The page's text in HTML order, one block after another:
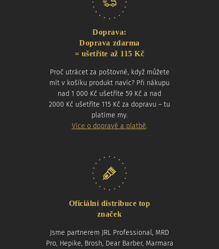
Doprava:
Doprava zdarma
= ušetříte až 115 Kč
Proč utrácet za poštovné, když můžete
mít v košíku produkt navíc? Při nákupu
nad 1 000 Kč ušetříte 59 Kč a nad
2000 Kč ušetříte 115 Kč za dopravu – tu
platíme my.
Více o dopravě a platbě.
Oficiální distribuce top
značek
Jsme partnerem JRL Professional, MRD
Pro, Hepike, Brosh, Dear Barber, Marmara